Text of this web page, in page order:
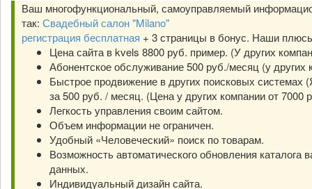
Ваш многофункциональный, самоуправляемый
так: Свадебный салон "Milano"
регистрация бесплатная + 3 страницы в бонус. Наши
Цена сайта в kvels 8800 руб. пример. (У других
Абонентское обслуживание 500 руб./месяц (у других
Быстрое продвижение в других поисковых системах
за 500 руб. / месяц. (Цена у других компании от 7000
Легкость управления своим сайтом.
Объем информации не ограничен.
Удобный «Человеческий» поиск по товарам.
Возможность автоматического обновления каталога
данных.
Индивидуальный дизайн сайта.